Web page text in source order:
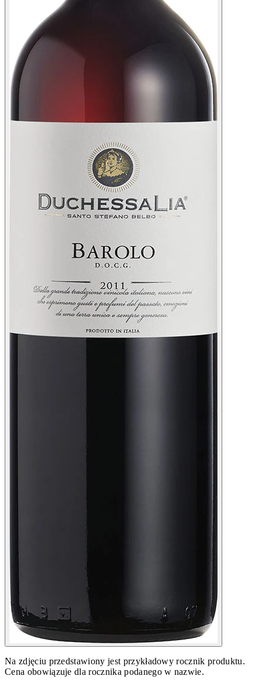
Na zdjęciu przedstawiony jest przykładowy rocznik produktu.
Cena obowiązuje dla rocznika podanego w nazwie.